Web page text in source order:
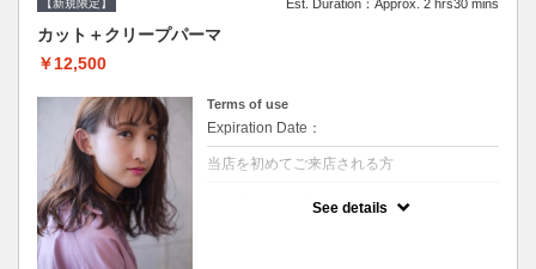
【新規限定】 Est. Duration：Approx. 2 hrs30 mins
カット＋クリープパーマ
￥12,500
Terms of use
Expiration Date：
当店を初めてご来店される方
See details